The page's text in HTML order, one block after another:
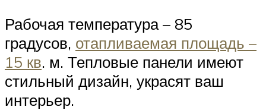
Рабочая температура – 85
градусов, отапливаемая площадь –
15 кв. м. Тепловые панели имеют
стильный дизайн, украсят ваш
интерьер.